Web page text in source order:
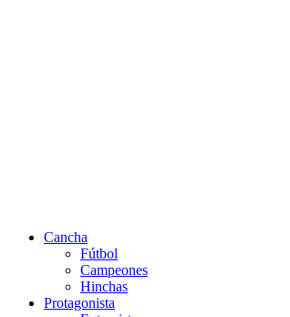
Cancha
Fútbol
Campeones
Hinchas
Protagonista